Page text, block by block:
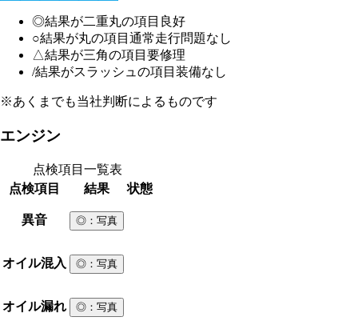
◎結果が二重丸の項目 良好
○結果が丸の項目 通常走行問題なし
△結果が三角の項目 要修理
/結果がスラッシュの項目 装備なし
※あくまでも当社判断によるものです
エンジン
点検項目一覧表
点検項目
結果 状態
異音 ◎ ：写真
オイル混入 ◎ ：写真
オイル漏れ ◎ ：写真